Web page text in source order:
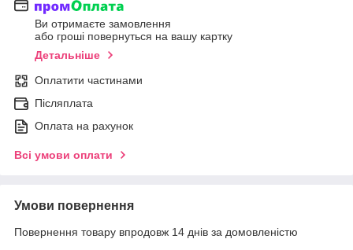
Ви отримаєте замовлення
або гроші повернуться на вашу картку
Детальніше
Оплатити частинами
Післяплата
Оплата на рахунок
Всі умови оплати
Умови повернення
Повернення товару впродовж 14 днів за домовленістю